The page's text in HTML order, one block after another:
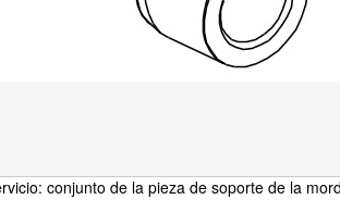
conjunto de la pieza de soporte de la